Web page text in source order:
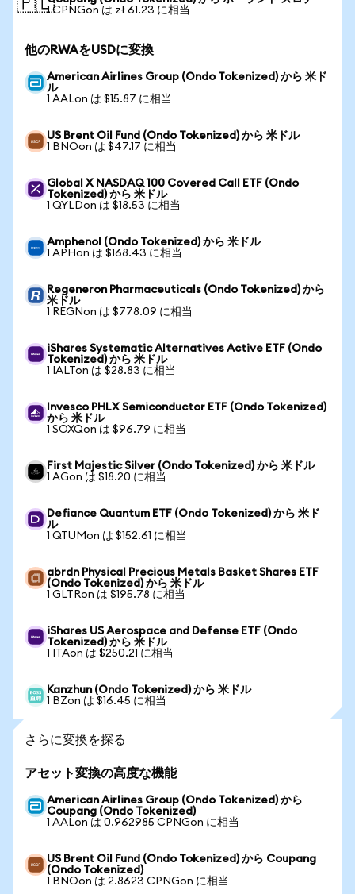
🇵🇱1 CPNGon は zł 61.23 に相当
他のRWAをUSDに変換
American Airlines Group (Ondo Tokenized) から 米ド
ル
1 AALon は $15.87 に相当
US Brent Oil Fund (Ondo Tokenized) から 米ドル
1 BNOon は $47.17 に相当
Global X NASDAQ 100 Covered Call ETF (Ondo
Tokenized) から 米ドル
1 QYLDon は $18.53 に相当
Amphenol (Ondo Tokenized) から 米ドル
1 APHon は $168.43 に相当
Regeneron Pharmaceuticals (Ondo Tokenized) から
米ドル
1 REGNon は $778.09 に相当
iShares Systematic Alternatives Active ETF (Ondo
Tokenized) から 米ドル
1 IALTon は $28.83 に相当
Invesco PHLX Semiconductor ETF (Ondo Tokenized)
から 米ドル
1 SOXQon は $96.79 に相当
First Majestic Silver (Ondo Tokenized) から 米ドル
1 AGon は $18.20 に相当
Defiance Quantum ETF (Ondo Tokenized) から 米ド
ル
1 QTUMon は $152.61 に相当
abrdn Physical Precious Metals Basket Shares ETF
(Ondo Tokenized) から 米ドル
1 GLTRon は $195.78 に相当
iShares US Aerospace and Defense ETF (Ondo
Tokenized) から 米ドル
1 ITAon は $250.21 に相当
Kanzhun (Ondo Tokenized) から 米ドル
1 BZon は $16.45 に相当
さらに変換を探る
アセット変換の高度な機能
American Airlines Group (Ondo Tokenized) から
Coupang (Ondo Tokenized)
1 AALon は 0.962985 CPNGon に相当
US Brent Oil Fund (Ondo Tokenized) から Coupang
(Ondo Tokenized)
1 BNOon は 2.8623 CPNGon に相当